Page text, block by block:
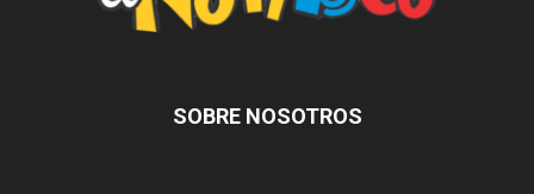
SOBRE NOSOTROS